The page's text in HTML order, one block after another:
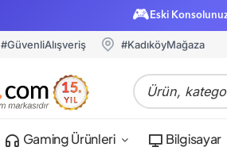
🎮 Eski
#GüvenliAlışveriş #KadıköyMağaza
Gaming Ürünleri Bilgisayar